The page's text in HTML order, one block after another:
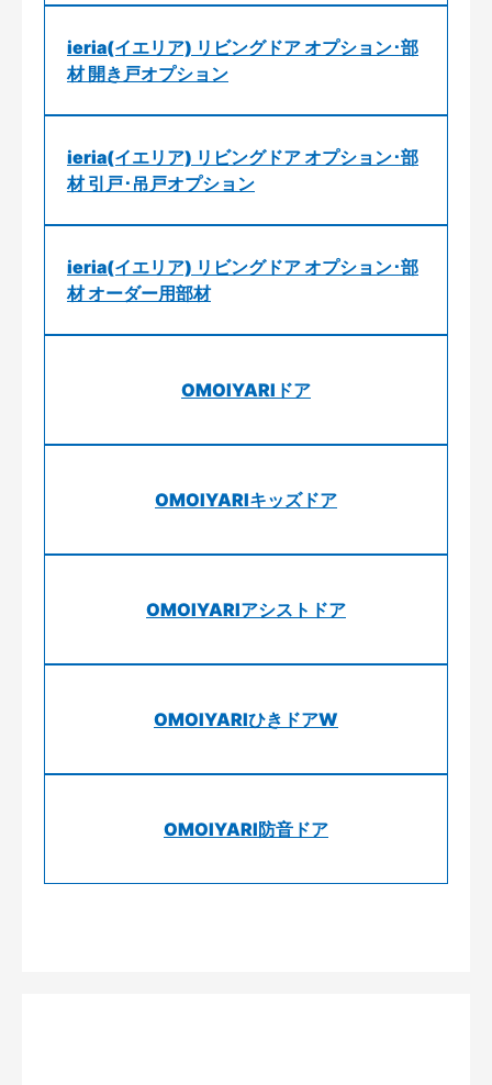
ieria(イエリア) リビングドア オプション･部
材 開き戸オプション
ieria(イエリア) リビングドア オプション･部
材 引戸･吊戸オプション
ieria(イエリア) リビングドア オプション･部
材 オーダー用部材
OMOIYARIドア
OMOIYARIキッズドア
OMOIYARIアシストドア
OMOIYARIひきドアW
OMOIYARI防音ドア